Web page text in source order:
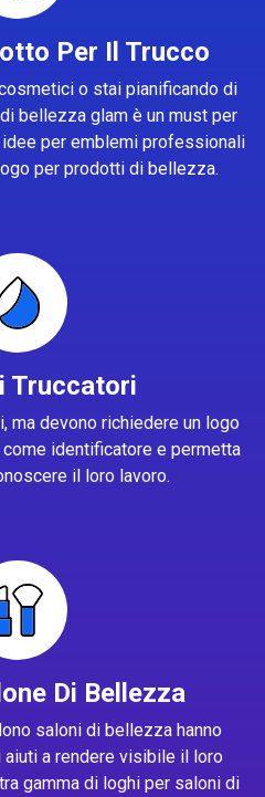
Per Il Trucco
o stai pianificando di
bellezza glam è un must per
per emblemi professionali
per prodotti di bellezza.
Truccatori
ma devono richiedere un logo
identificatore e permetta
il loro lavoro.
Di Bellezza
saloni di bellezza hanno
a rendere visibile il loro
gamma di loghi per saloni di